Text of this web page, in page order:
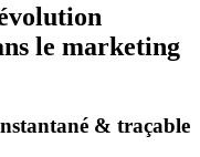
le marketing
& traçable